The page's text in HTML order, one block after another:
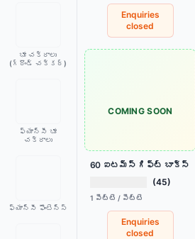
భూ చక్రాలు
(గ్రౌండ్ చక్కర్)
ఫ్యాన్సీ భూ
చక్రాలు
ఫ్యాన్సీ ఫౌంటెన్స్
Enquiries
closed
COMING SOON
60 ఐటమ్స్ గిఫ్ట్ బాక్స్
(45)
1 పెట్టె / పెట్టె
Enquiries
closed